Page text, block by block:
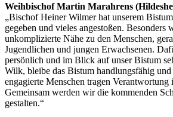
Weihbischof Martin Marahrens
„Bischof Heiner Wilmer hat unserem
gegeben und vieles angestoßen. Besonders
unkomplizierte Nähe zu den Menschen,
Jugendlichen und jungen Erwachsenen.
persönlich und im Blick auf unser Bistum
Wilk, bleibe das Bistum handlungsfähig
engagierte Menschen tragen Verantwortung
Gemeinsam werden wir die kommenden
gestalten.“